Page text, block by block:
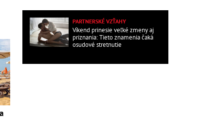
PARTNERSKÉ VZŤAHY
Víkend prinesie veľké zmeny aj
priznania: Tieto znamenia čaká
osudové stretnutie